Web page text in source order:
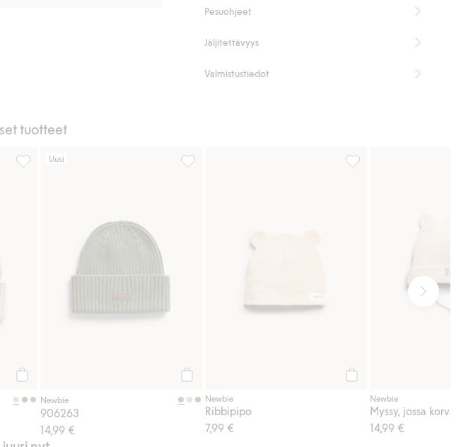
Pesuohjeet
Jäljitettävyys
Valmistustiedot
tuotteet
Uusi
Newbie
906263
14,99 €
Newbie
Ribbipipo
7,99 €
Newbie
14,99 €